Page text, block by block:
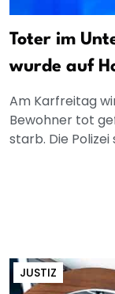
Toter im
wurde auf
Am Karfreitag
Bewohner tot
starb. Die
JUSTIZ